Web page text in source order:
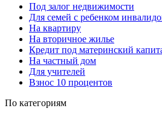
Под залог недвижимости
Для семей с ребенком
На квартиру
На вторичное жилье
Кредит под материнский
На частный дом
Для учителей
Взнос 10 процентов
По категориям